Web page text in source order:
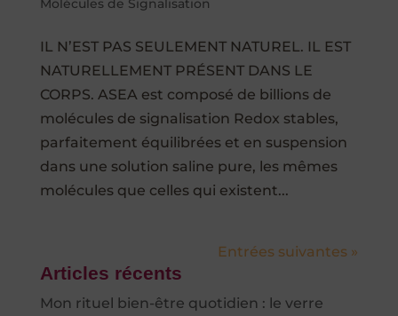
Molécules de Signalisation
IL N’EST PAS SEULEMENT NATUREL. IL EST
NATURELLEMENT PRÉSENT DANS LE
CORPS. ASEA est composé de billions de
molécules de signalisation Redox stables,
parfaitement équilibrées et en suspension
dans une solution saline pure, les mêmes
molécules que celles qui existent...
Entrées suivantes »
Articles récents
Mon rituel bien-être quotidien : le verre